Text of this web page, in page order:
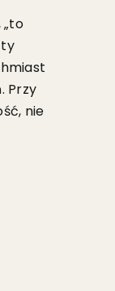
„to
Przy
nie